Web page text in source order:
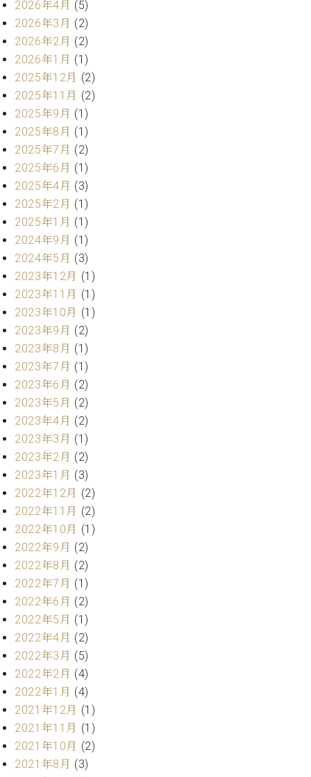
ラ
イ
ト
ピ
ア
ノ
C.
ベ
ヒ
シ
ュ
タ
イ
ン
ア
カ
デ
ミ
ー
W.
ホ
フ
マ
ン
プ
ロ
フ
ェ
ッ
シ
ョ
ナ
ル
W.
ホ
フ
マ
ン
ト
ラ
デ
ィ
シ
ョ
ン
室
ピ
の
コ
ン
シ
ェ
ジ
ュ
ア
ク
セ
セン
トラ
ム東
京の
ご案
内
お
問
い
合
わ
社
：
八
王
子
・
技
術
業
セ
ン
ー
タ
ッ
フ
2026年4月 (5)
2026年3月 (2)
2026年2月 (2)
2026年1月 (1)
2025年12月 (2)
2025年11月 (2)
2025年9月 (1)
2025年8月 (1)
2025年7月 (2)
2025年6月 (1)
2025年4月 (3)
2025年2月 (1)
2025年1月 (1)
2024年9月 (1)
2024年5月 (3)
2023年12月 (1)
2023年11月 (1)
2023年10月 (1)
2023年9月 (2)
2023年8月 (1)
2023年7月 (1)
2023年6月 (2)
2023年5月 (2)
2023年4月 (2)
2023年3月 (1)
2023年2月 (2)
2023年1月 (3)
2022年12月 (2)
2022年11月 (2)
2022年10月 (1)
2022年9月 (2)
2022年8月 (2)
2022年7月 (1)
2022年6月 (2)
2022年5月 (1)
2022年4月 (2)
2022年3月 (5)
2022年2月 (4)
2022年1月 (4)
2021年12月 (1)
2021年11月 (1)
2021年10月 (2)
2021年8月 (3)